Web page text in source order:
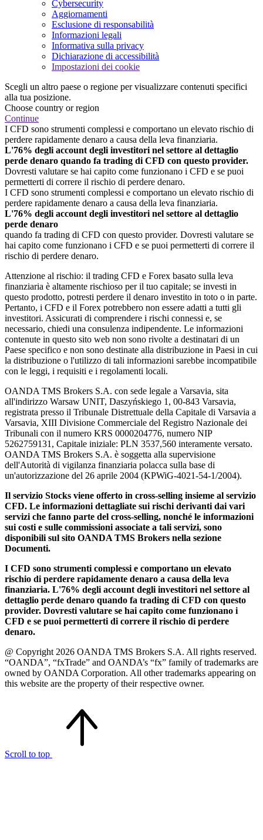
Cybersecurity
Aggiornamenti
Esclusione di responsabilità
Informazioni legali
Informativa sulla privacy
Dichiarazione di accessibilità
Impostazioni dei cookie
Scegli un altro paese o regione per visualizzare contenuti specifici
alla tua posizione.
Choose country or region
Continue
I CFD sono strumenti complessi e comportano un elevato rischio di
perdere rapidamente denaro a causa della leva finanziaria.
L'76% degli account degli investitori nel settore al dettaglio
perde denaro quando fa trading di CFD con questo provider.
Dovresti valutare se hai capito come funzionano i CFD e se puoi
permetterti di correre il rischio di perdere denaro.
I CFD sono strumenti complessi e comportano un elevato rischio di
perdere rapidamente denaro a causa della leva finanziaria.
L'76% degli account degli investitori nel settore al dettaglio
perde denaro
quando fa trading di CFD con questo provider. Dovresti valutare se
hai capito come funzionano i CFD e se puoi permetterti di correre il
rischio di perdere denaro.
Attenzione al rischio: il trading CFD e Forex basato sulla leva
finanziaria è altamente rischioso per il tuo capitale; se investi in
questo prodotto, potresti perdere il denaro investito in toto o in parte.
Pertanto, i CFD e il Forex potrebbero non essere adatti a tutti gli
investitori. Assicurati di comprendere i rischi connessi e, se
necessario, chiedi una consulenza indipendente. Le informazioni
contenute in questo sito web non sono rivolte a destinatari di un
Paese specifico e non sono destinate alla distribuzione in Paesi in cui
la distribuzione o l'utilizzo di tali informazioni sarebbe incompatibile
con le leggi, i requisiti e i regolamenti locali.
OANDA TMS Brokers S.A. con sede legale a Varsavia, sita
all'indirizzo Warsaw UNIT, Daszyńskiego 1, 00-843 Varsavia,
registrata presso il Tribunale Distrettuale della Capitale di Varsavia a
Varsavia, XIII Divisione Commerciale del Registro Nazionale dei
Tribunali con il numero KRS 0000204776, numero NIP
5262759131, Capitale iniziale: PLN 3537,560 interamente versato.
OANDA TMS Brokers S.A. è soggetta alla supervisione
dell'Autorità di vigilanza finanziaria polacca sulla base di
un'autorizzazione del 26 aprile 2004 (KPWiG-4021-54-1/2004).
Il servizio Stocks viene offerto in cross-selling insieme al servizio
CFD. Le informazioni dettagliate sui rischi derivanti dai vari
servizi che fanno parte del cross-selling, nonché le informazioni
sui costi e sulle commissioni associate a tali servizi, sono
disponibili sul sito OANDA TMS Brokers nella sezione
Documenti.
I CFD sono strumenti complessi e comportano un elevato
rischio di perdere rapidamente denaro a causa della leva
finanziaria. L'76% degli account degli investitori nel settore al
dettaglio perde denaro quando fa trading di CFD con questo
provider. Dovresti valutare se hai capito come funzionano i
CFD e se puoi permetterti di correre il rischio di perdere
denaro.
@ Copyright 2026 OANDA TMS Brokers S.A. All rights reserved.
“OANDA”, “fxTrade” and OANDA’s “fx” family of trademarks are
owned by OANDA Corporation. All other trademarks appearing on
this website are the property of their respective owner.
Scroll to top